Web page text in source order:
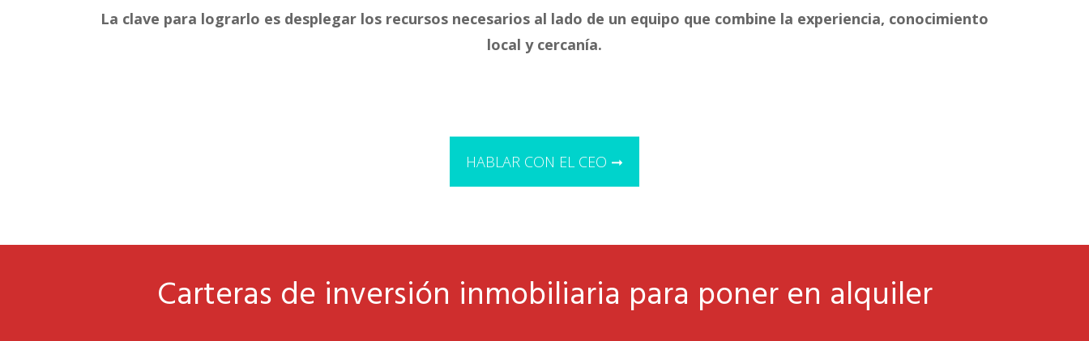
La clave para lograrlo es desplegar los recursos necesarios al lado de un equipo que combine la experiencia, conocimiento
local y cercanía.
HABLAR CON EL CEO ➞
Carteras de inversión inmobiliaria para poner en alquiler